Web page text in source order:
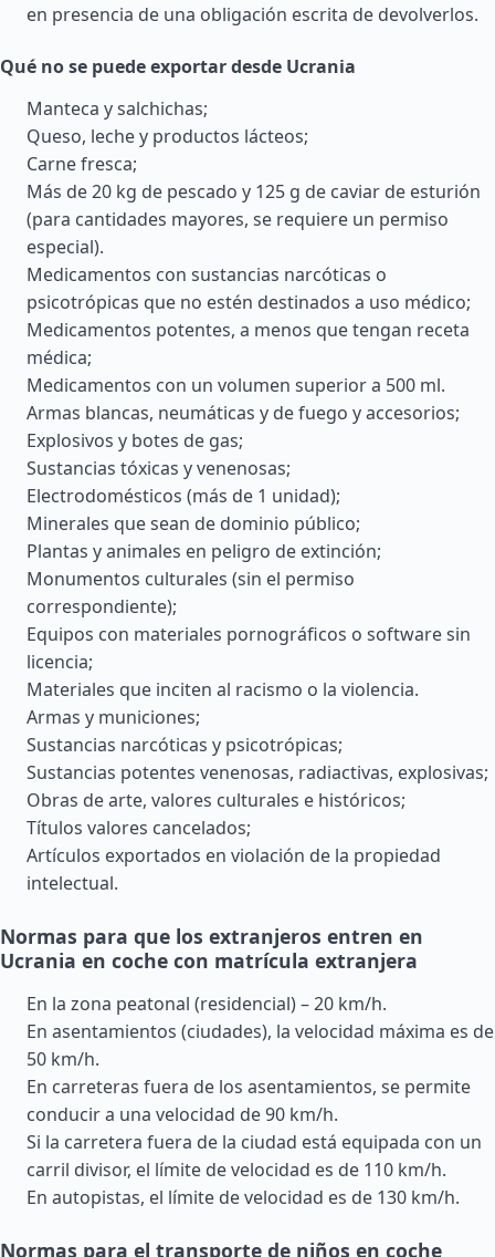
en presencia de una obligación escrita de devolverlos.
Qué no se puede exportar desde Ucrania
Manteca y salchichas;
Queso, leche y productos lácteos;
Carne fresca;
Más de 20 kg de pescado y 125 g de caviar de esturión
(para cantidades mayores, se requiere un permiso
especial).
Medicamentos con sustancias narcóticas o
psicotrópicas que no estén destinados a uso médico;
Medicamentos potentes, a menos que tengan receta
médica;
Medicamentos con un volumen superior a 500 ml.
Armas blancas, neumáticas y de fuego y accesorios;
Explosivos y botes de gas;
Sustancias tóxicas y venenosas;
Electrodomésticos (más de 1 unidad);
Minerales que sean de dominio público;
Plantas y animales en peligro de extinción;
Monumentos culturales (sin el permiso
correspondiente);
Equipos con materiales pornográficos o software sin
licencia;
Materiales que inciten al racismo o la violencia.
Armas y municiones;
Sustancias narcóticas y psicotrópicas;
Sustancias potentes venenosas, radiactivas, explosivas;
Obras de arte, valores culturales e históricos;
Títulos valores cancelados;
Artículos exportados en violación de la propiedad
intelectual.
Normas para que los extranjeros entren en
Ucrania en coche con matrícula extranjera
En la zona peatonal (residencial) – 20 km/h.
En asentamientos (ciudades), la velocidad máxima es de
50 km/h.
En carreteras fuera de los asentamientos, se permite
conducir a una velocidad de 90 km/h.
Si la carretera fuera de la ciudad está equipada con un
carril divisor, el límite de velocidad es de 110 km/h.
En autopistas, el límite de velocidad es de 130 km/h.
Normas para el transporte de niños en coche